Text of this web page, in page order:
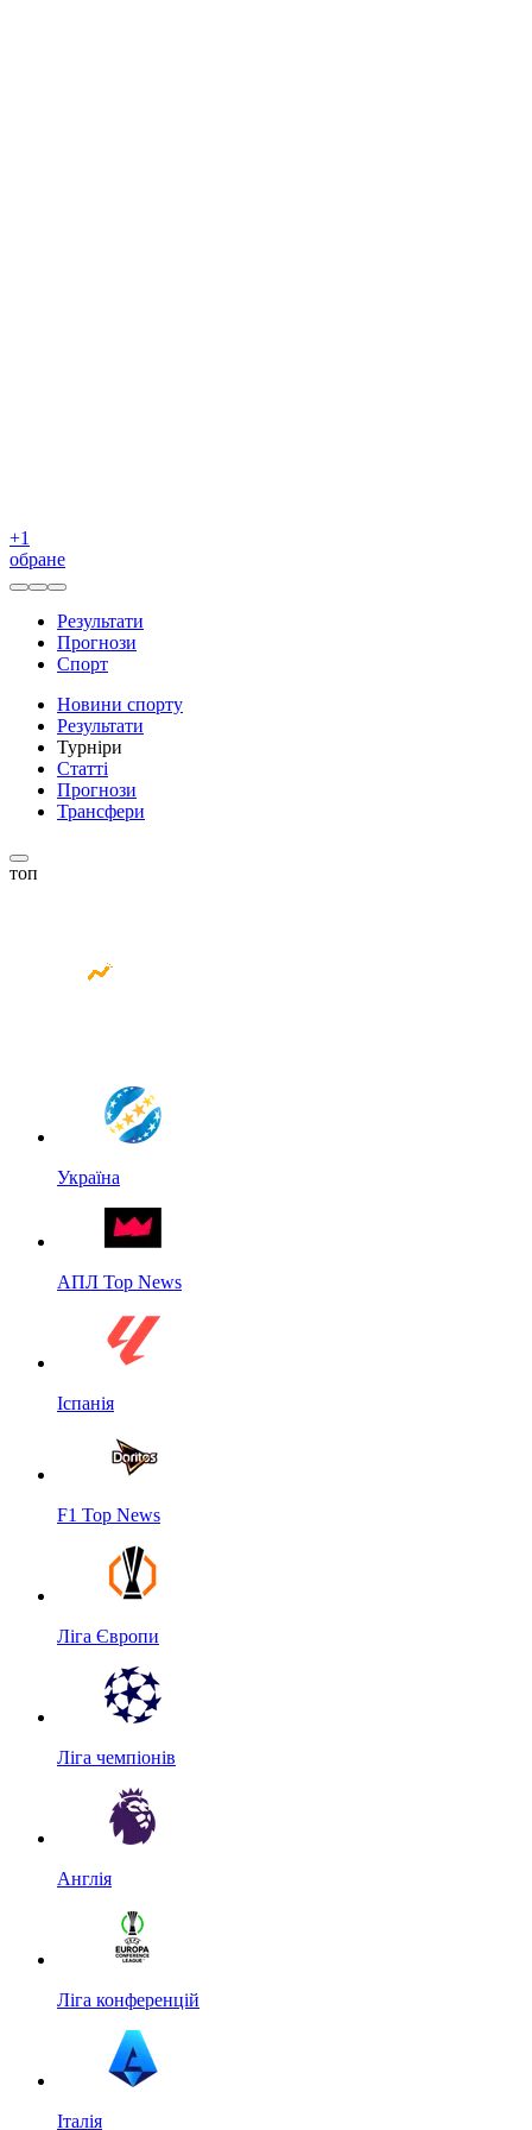
+1
обране
Результати
Прогнози
Спорт
Новини спорту
Результати
Турніри
Статті
Прогнози
Трансфери
топ
Україна
АПЛ Top News
Іспанія
F1 Top News
Ліга Європи
Ліга чемпіонів
Англія
Ліга конференцій
Італія